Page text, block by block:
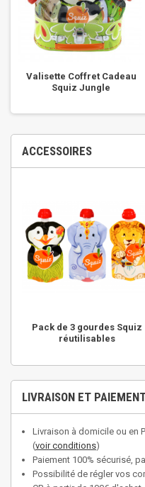
Valisette Coffret Cadeau
Squiz Jungle
ACCESSOIRES
Pack de 3 gourdes Squiz
réutilisables
LIVRAISON ET
Livraison à domicile ou en
(voir conditions)
Paiement 100% sécurisé,
Possibilité de régler vos